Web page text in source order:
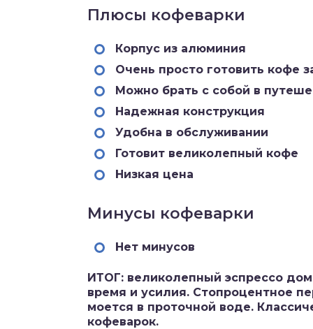
Плюсы кофеварки
Корпус из алюминия
Очень просто готовить кофе
Можно брать с собой в
Надежная конструкция
Удобна в обслуживании
Готовит великолепный кофе
Низкая цена
Минусы кофеварки
Нет минусов
ИТОГ: великолепный эспрессо
время и усилия. Стопроцентное
моется в проточной воде.
кофеварок.